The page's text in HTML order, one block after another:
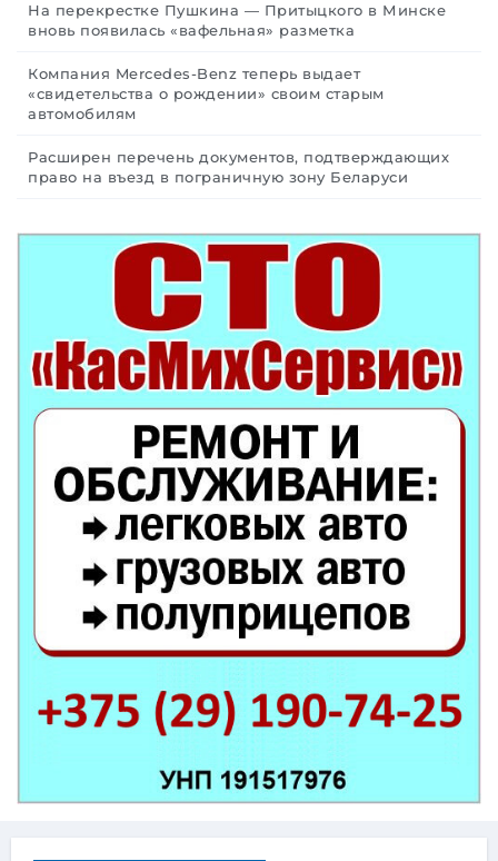
На перекрестке Пушкина — Притыцкого в Минске
вновь появилась «вафельная» разметка
Компания Mercedes-Benz теперь выдает
«свидетельства о рождении» своим старым
автомобилям
Расширен перечень документов, подтверждающих
право на въезд в пограничную зону Беларуси